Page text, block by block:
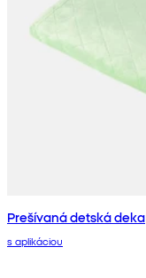
Prešívaná detská deka
s aplikáciou